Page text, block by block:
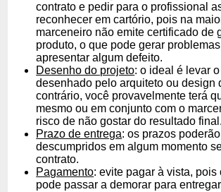
contrato e pedir para o profissional
reconhecer em cartório, pois na
marceneiro não emite certificado de
produto, o que pode gerar
apresentar algum defeito.
Desenho do projeto: o ideal é levar
desenhado pelo arquiteto ou design
contrário, você provavelmente terá
mesmo ou em conjunto com o
risco de não gostar do resultado final.
Prazo de entrega: os prazos
descumpridos em algum momento
contrato.
Pagamento: evite pagar à vista, pois
pode passar a demorar para